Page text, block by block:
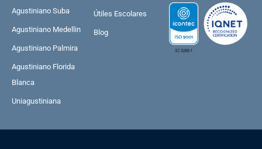
Agustiniano Suba
Agustiniano Medellin
Agustiniano Palmira
Agustiniano Florida
Blanca
Uniagustiniana
Útiles Escolares
Blog